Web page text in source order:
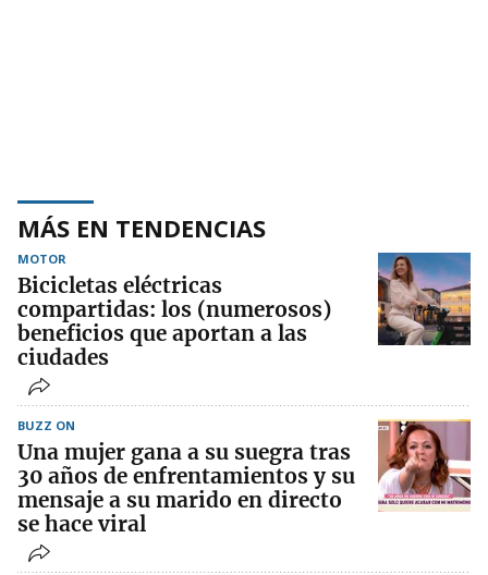
MÁS EN TENDENCIAS
MOTOR
Bicicletas eléctricas
compartidas: los (numerosos)
beneficios que aportan a las
ciudades
BUZZ ON
Una mujer gana a su suegra tras
30 años de enfrentamientos y su
mensaje a su marido en directo
se hace viral